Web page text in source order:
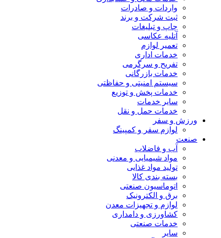
واردات و صادرات
ثبت شرکت و برند
چاپ و تبلیغات
آتلیه عکاسی
تعمیر لوازم
خدمات اداری
تفریح و سرگرمی
خدمات بازرگانی
سیستم امنیتی و حفاظتی
خدمات پخش و توزیع
سایر خدمات
خدمات حمل و نقل
ورزش و سفر
لوازم سفر و کمپینگ
صنعت
آب و فاضلاب
مواد شیمیایی و معدنی
تولید مواد غذایی
بسته بندی کالا
اتوماسیون صنعتی
برق و الکترونیک
لوازم و تجهیزات معدن
کشاورزی و دامداری
خدمات صنعتی
سایر